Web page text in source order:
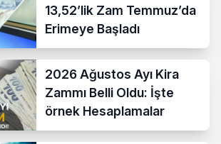
13,52’lik Zam Temmuz’da
Erimeye Başladı
2026 Ağustos Ayı Kira
Zammı Belli Oldu: İşte
örnek Hesaplamalar